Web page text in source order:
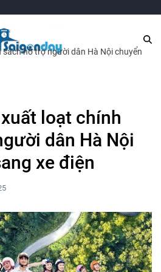
hỗ trợ người dân Hà Nội chuyển
loạt chính
dân Hà Nội
xe điện